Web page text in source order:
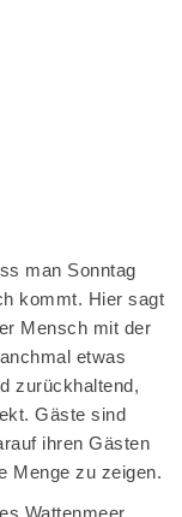
man Sonntag
kommt. Hier sagt
Mensch mit der
etwas
zurückhaltend,
Gäste sind
ihren Gästen
Menge zu zeigen.
Wattenmeer